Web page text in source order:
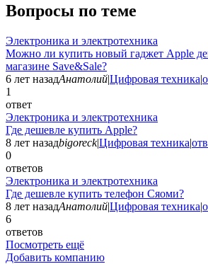
Вопросы по теме
Электроника и электротехника
Можно ли купить новый гаджет Apple
магазине Save&Sale?
6 лет назадАнатолий|Цифровая техника|
1
ответ
Электроника и электротехника
Где дешевле купить Apple?
8 лет назадbigoreck|Цифровая техника|
0
ответов
Электроника и электротехника
Где дешевле купить телефон Сяоми?
8 лет назадАнатолий|Цифровая техника|
6
ответов
Посмотреть ещё
Добавить компанию